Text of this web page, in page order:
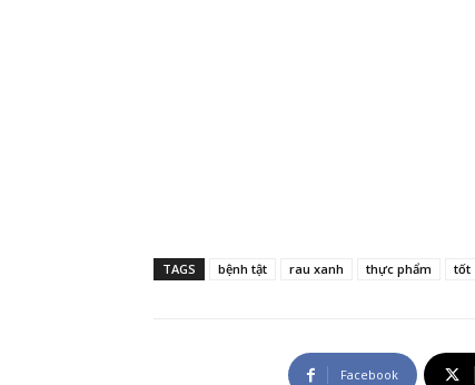
TAGS bệnh tật rau xanh thực phẩm tốt
Facebook